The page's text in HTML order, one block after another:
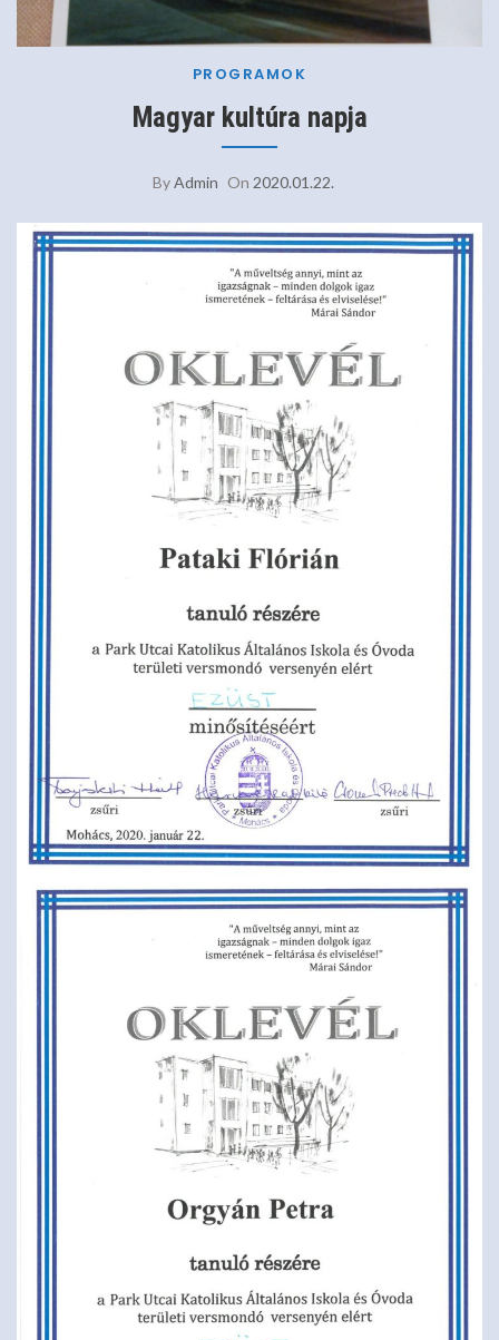
PROGRAMOK
Magyar kultúra napja
ByAdmin On 2020.01.22.